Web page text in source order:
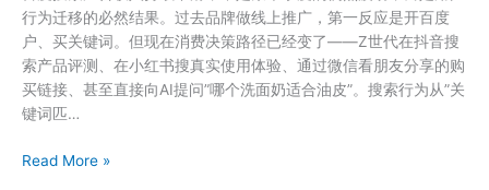
着
兴
奋，
先
看
几
行为迁移的必然结果。过去品牌做线上推广，第一反应是开百度
户、买关键词。但现在消费决策路径已经变了——Z世代在抖音搜
索产品评测、在小红书搜真实使用体验、通过微信看朋友分享的购
买链接、甚至直接向AI提问”哪个洗面奶适合油皮”。搜索行为从”关
键词匹…
预
Read More »